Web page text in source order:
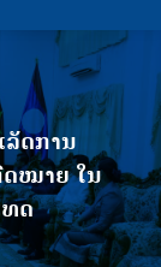
ລັດການ
ດໝາຍ ໃນ
ທດ